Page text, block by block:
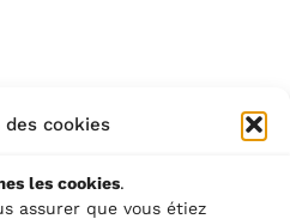
des cookies
les cookies.
assurer que vous étiez